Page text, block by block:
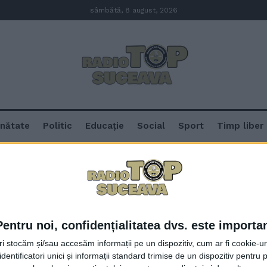
noi, confidențialitatea dvs. este
stocăm și/sau accesăm informații pe un dispozitiv, cum ar fi cookie-
unici și informații standard trimise de un dispozitiv pentru
sâmbătă, 8 august, 2026
Politic Educație Social Sport Timp liber
Spitalul Clinic Județean
medicale Monica Glaser și Lili